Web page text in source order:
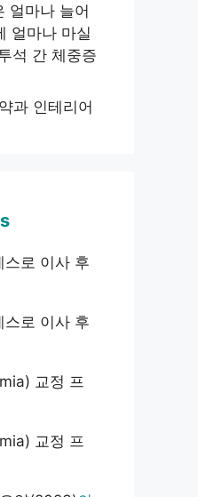
얼마나 늘어
얼마나 마실
석 간 체중증
과 인테리어
스로 이사 후
스로 이사 후
교정 프
교정 프